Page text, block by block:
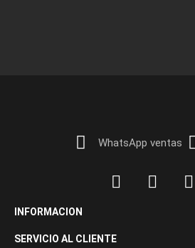
WhatsApp ventas
INFORMACION
SERVICIO AL CLIENTE